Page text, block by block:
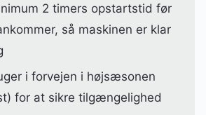
2 timers opstartstid før
så maskinen er klar
i forvejen i højsæsonen
for at sikre tilgængelighed